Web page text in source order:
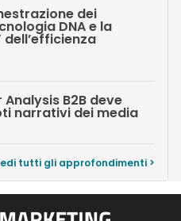
dei
DNA e la
B2B deve
narrativi dei media
tutti gli approfondimenti >